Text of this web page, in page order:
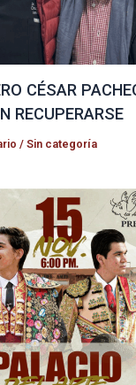
CÉSAR
RECUPERARSE
/Sin categoría